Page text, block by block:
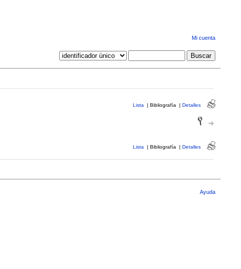
Mi cuenta
Lista | Bibliografía | Detalles
Lista | Bibliografía | Detalles
Ayuda